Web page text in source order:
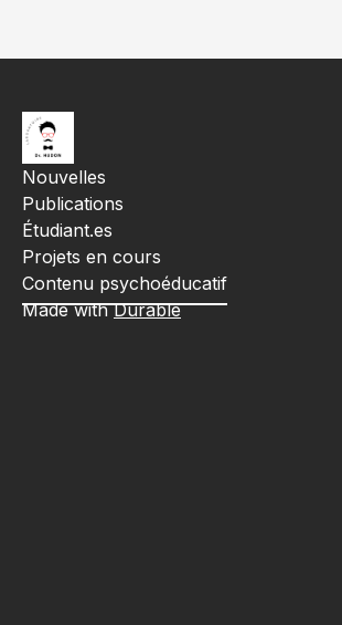
Nouvelles
Publications
Étudiant.es
Projets en cours
Contenu psychoéducatif
Made with Durable